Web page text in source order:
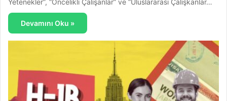
Yetenekler”, “Öncelikli Çalışanlar” ve “Uluslararası Çalışkanlar…
Devamını Oku »